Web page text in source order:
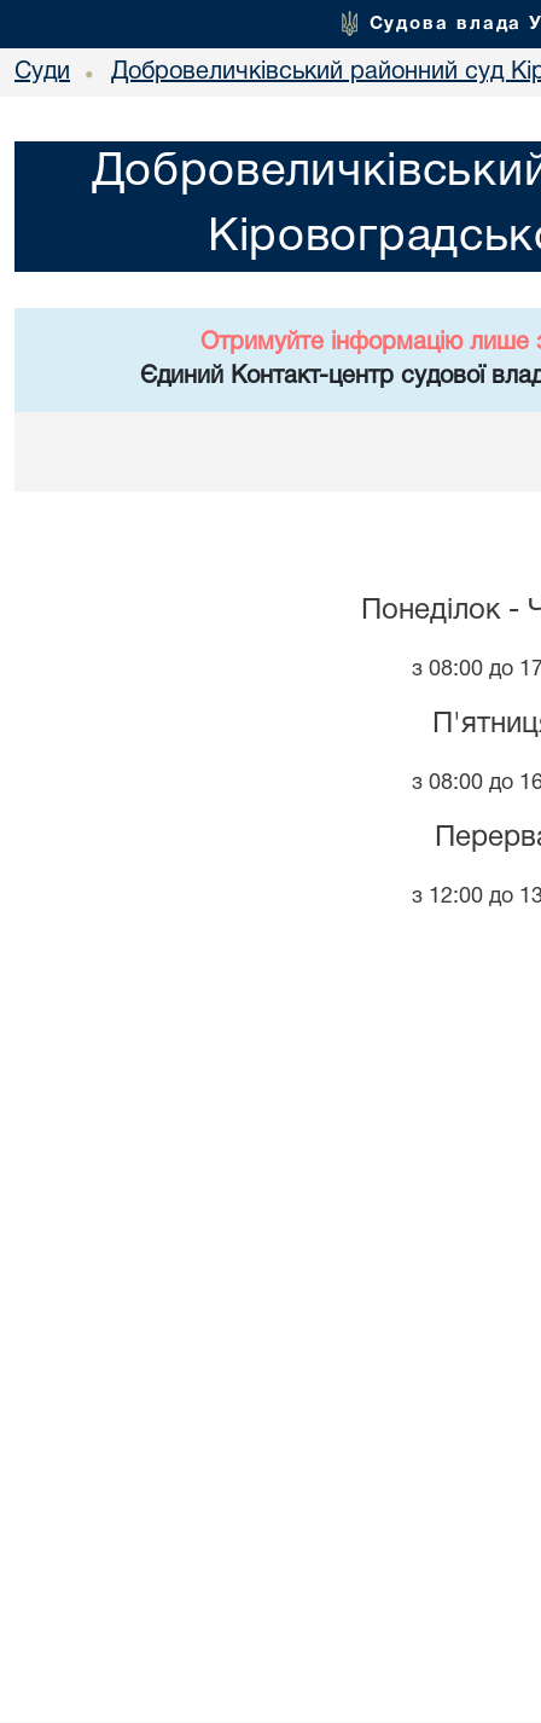
Судова влада
Суди • Добровеличківський районний суд
Отримуйте інформацію лише
Єдиний Контакт-центр судової
Понеділок -
з 08:00 до
з 08:00 до
з 12:00 до